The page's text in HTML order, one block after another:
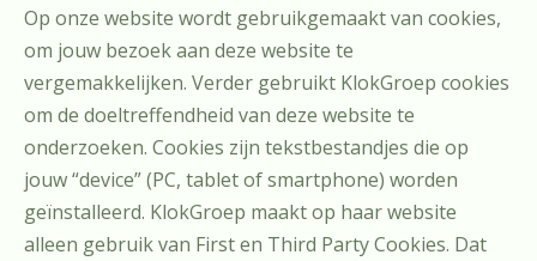
Op onze website wordt gebruikgemaakt van cookies,
om jouw bezoek aan deze website te
vergemakkelijken. Verder gebruikt KlokGroep cookies
om de doeltreffendheid van deze website te
onderzoeken. Cookies zijn tekstbestandjes die op
jouw “device” (PC, tablet of smartphone) worden
geïnstalleerd. KlokGroep maakt op haar website
alleen gebruik van First en Third Party Cookies. Dat